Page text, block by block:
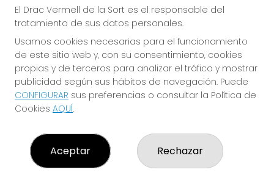
Imagen anterior
EL DRAC VERMELL DE LA SORT
¿Quiénes somos?
Comprar lotería
Contacto
Empresas
El Drac Vermell de la Sort es el responsable del
tratamiento de sus datos personales.
Usamos cookies necesarias para el funcionamiento
de este sitio web y, con su consentimiento, cookies
propias y de terceros para analizar el tráfico y mostrar
publicidad según sus hábitos de navegación. Puede
CONFIGURAR sus preferencias o consultar la Política de
Cookies AQUÍ.
Aceptar Rechazar